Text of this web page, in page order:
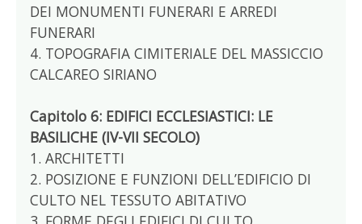
DEI MONUMENTI FUNERARI E ARREDI
FUNERARI
4. TOPOGRAFIA CIMITERIALE DEL MASSICCIO
CALCAREO SIRIANO
Capitolo 6: EDIFICI ECCLESIASTICI: LE
BASILICHE (IV-VII SECOLO)
1. ARCHITETTI
2. POSIZIONE E FUNZIONI DELL’EDIFICIO DI
CULTO NEL TESSUTO ABITATIVO